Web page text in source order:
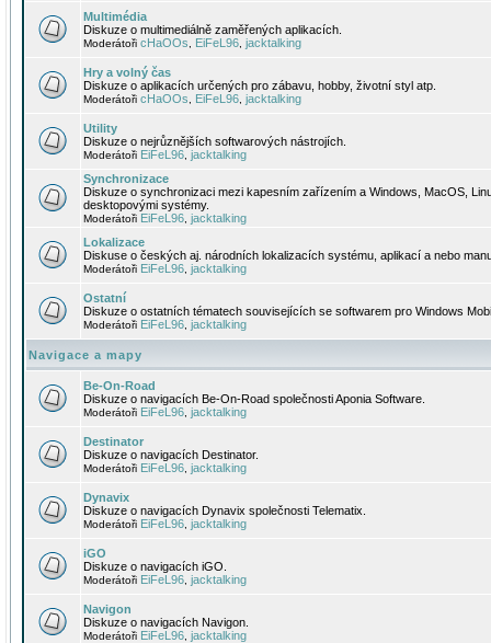
Multimédia
Diskuze o multimediálně zaměřených aplikacích.
Moderátoři cHaOOs EiFeL96 jacktalking
Hry a volný čas
Diskuze o aplikacích určených pro zábavu, hobby, životní styl atp.
Moderátoři cHaOOs EiFeL96 jacktalking
Utility
Diskuze o nejrůznějších softwarových nástrojích.
Moderátoři EiFeL96 jacktalking
Synchronizace
Diskuze o synchronizaci mezi kapesním zařízením a Windows, MacOS,
desktopovými systémy.
Moderátoři EiFeL96 jacktalking
Lokalizace
Diskuse o českých aj. národních lokalizacích systému, aplikací a nebo
Moderátoři EiFeL96 jacktalking
Ostatní
Diskuze o ostatních tématech souvisejících se softwarem pro Windows
Moderátoři EiFeL96 jacktalking
Navigace a mapy
Be-On-Road
Diskuze o navigacích Be-On-Road společnosti Aponia Software.
Moderátoři EiFeL96 jacktalking
Destinator
Diskuze o navigacích Destinator.
Moderátoři EiFeL96 jacktalking
Dynavix
Diskuze o navigacích Dynavix společnosti Telematix.
Moderátoři EiFeL96 jacktalking
iGO
Diskuze o navigacích iGO.
Moderátoři EiFeL96 jacktalking
Navigon
Diskuze o navigacích Navigon.
Moderátoři EiFeL96 jacktalking